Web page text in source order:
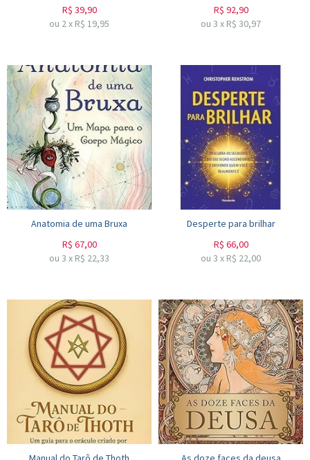
R$ 39,90
ou 2x R$ 19,95
R$ 92,90
ou 3 x R$ 30,97
Anatomia de uma Bruxa
R$ 67,00
ou 3 x R$ 22,33
Desperte para brilhar
R$ 66,00
ou 3 x R$ 22,00